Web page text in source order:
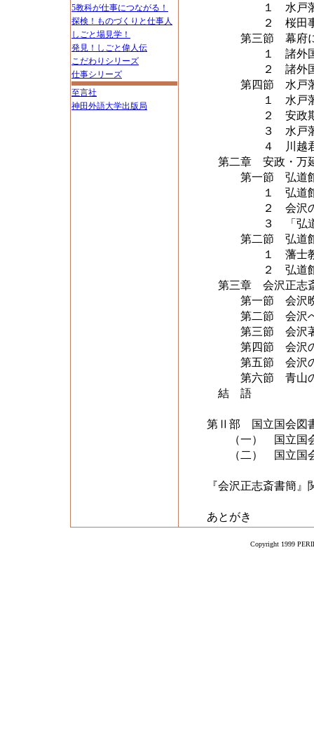
5教科が仕事につながる！
探検！ものづくりと仕事人
しごと場見学！
発見！しごと偉人伝
こだわりシリーズ
仕事シリーズ
至言社
神田外語大学出版局
１ 水戸藩過激
２ 桜田事変・
第三節 幕府によ
１ 諸外国との
２ 諸外国との
第四節 水戸藩内
１ 水戸藩の大
２ 安政期水戸
３ 水戸藩の内
４ 川越君（斉昭
第二章 安政・万
第一節 弘道館
１ 弘道館本開
２ 会沢の弘道
３ 「弘道館学
第二節 弘道館に
１ 藩士教育以
２ 弘道館人事
第三章 会沢正志
第一節 会沢晩
第二節 会沢への
第三節 会沢著『
第四節 会沢の彗
第五節 会沢の
第六節 青山の
結 語
第Ⅱ部 国立国会図
（一） 国立国会
（二） 国立国会
『会沢正志斎書簡』
あとがき
Copyright 1999